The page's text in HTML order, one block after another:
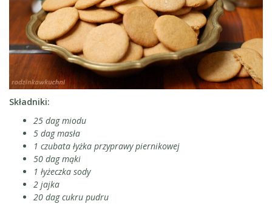
Składniki:
25 dag miodu
5 dag masła
1 czubata łyżka przyprawy piernikowej
50 dag mąki
1 łyżeczka sody
2 jajka
20 dag cukru pudru